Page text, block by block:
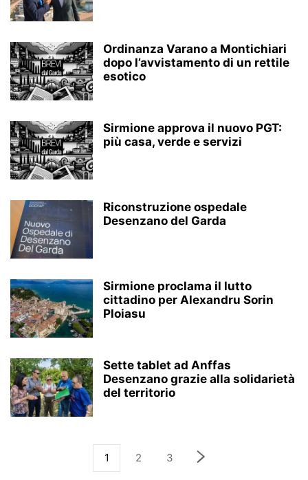
Ordinanza Varano a Montichiari
dopo l’avvistamento di un rettile
esotico
Sirmione approva il nuovo PGT:
più casa, verde e servizi
Riconstruzione ospedale
Desenzano del Garda
Sirmione proclama il lutto
cittadino per Alexandru Sorin
Ploiasu
Sette tablet ad Anffas
Desenzano grazie alla solidarietà
del territorio
1 2 3